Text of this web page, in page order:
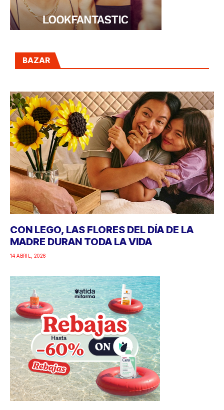
BAZAR
CON LEGO, LAS FLORES DEL DÍA DE LA
MADRE DURAN TODA LA VIDA
14 ABRIL, 2026